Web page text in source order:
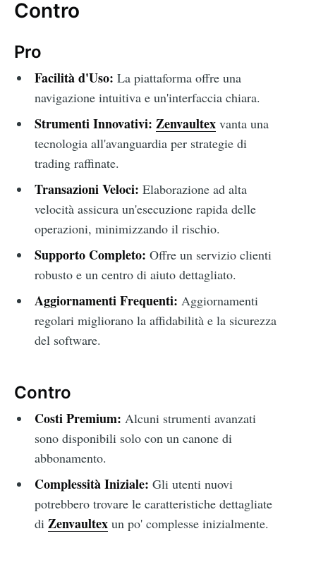
Contro
Pro
Facilità d'Uso: La piattaforma offre una
navigazione intuitiva e un'interfaccia chiara.
Strumenti Innovativi: Zenvaultexvanta una
tecnologia all'avanguardia per strategie di
trading raffinate.
Transazioni Veloci: Elaborazione ad alta
velocità assicura un'esecuzione rapida delle
operazioni, minimizzando il rischio.
Supporto Completo: Offre un servizio clienti
robusto e un centro di aiuto dettagliato.
Aggiornamenti Frequenti: Aggiornamenti
regolari migliorano la affidabilità e la sicurezza
del software.
Contro
Costi Premium: Alcuni strumenti avanzati
sono disponibili solo con un canone di
abbonamento.
Complessità Iniziale: Gli utenti nuovi
potrebbero trovare le caratteristiche dettagliate
di Zenvaultexun po' complesse inizialmente.